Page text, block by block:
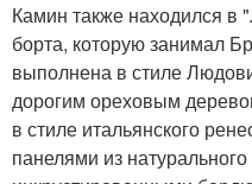
Камин также находился в
борта, которую занимал
выполнена в стиле
дорогим ореховым
в стиле итальянского
панелями из